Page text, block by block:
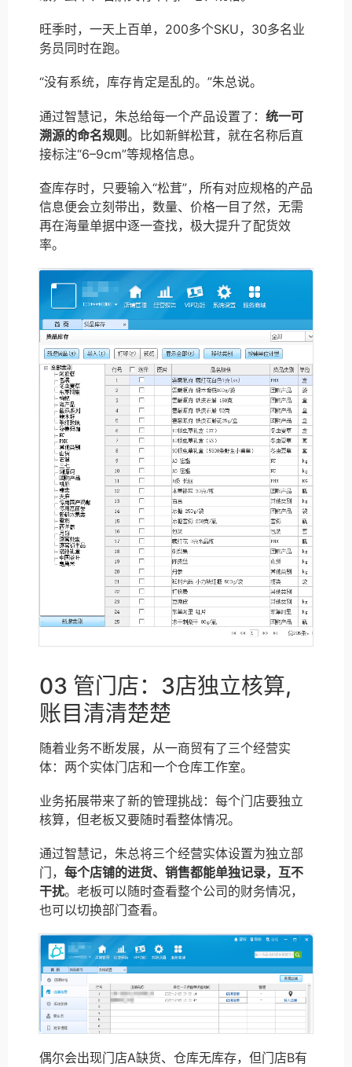
旺季时，一天上百单，200多个SKU，30多名业
务员同时在跑。
“没有系统，库存肯定是乱的。”朱总说。
通过智慧记，朱总给每一个产品设置了： 统一可
溯源的命名规则。比如新鲜松茸，就在名称后直
接标注“6–9cm”等规格信息。
查库存时，只要输入“松茸”，所有对应规格的产品
信息便会立刻带出，数量、价格一目了然，无需
再在海量单据中逐一查找，极大提升了配货效
率。
03 管门店：3店独立核算,
账目清清楚楚
随着业务不断发展，从一商贸有了三个经营实
体：两个实体门店和一个仓库工作室。
业务拓展带来了新的管理挑战：每个门店要独立
核算，但老板又要随时看整体情况。
通过智慧记，朱总将三个经营实体设置为独立部
门， 每个店铺的进货、销售都能单独记录，互不
干扰。老板可以随时查看整个公司的财务情况，
也可以切换部门查看。
偶尔会出现门店A缺货、仓库无库存，但门店B有